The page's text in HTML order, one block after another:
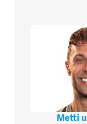
Metti